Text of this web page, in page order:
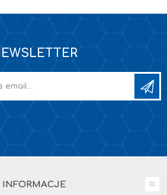
INFORMACJE